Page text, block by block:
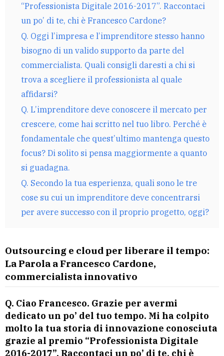
“Professionista Digitale 2016-2017”. Raccontaci
un po’ di te, chi è Francesco Cardone?
Q. Oggi l’impresa e l’imprenditore stesso hanno
bisogno di un valido supporto da parte del
commercialista. Quali consigli daresti a chi si
trova a scegliere il professionista al quale
affidarsi?
Q. L’imprenditore deve conoscere il mercato per
crescere, come hai scritto nel tuo libro. Perché è
fondamentale che quest’ultimo mantenga questo
focus? Di solito si pensa maggiormente a quanto
si guadagna.
Q. Secondo la tua esperienza, quali sono le tre
cose su cui un imprenditore deve concentrarsi
per avere successo con il proprio progetto, oggi?
Outsourcing e cloud per liberare il tempo:
La Parola a Francesco Cardone,
commercialista innovativo
Q. Ciao Francesco. Grazie per avermi
dedicato un po’ del tuo tempo. Mi ha colpito
molto la tua storia di innovazione conosciuta
grazie al premio “Professionista Digitale
2016-2017”. Raccontaci un po’ di te, chi è